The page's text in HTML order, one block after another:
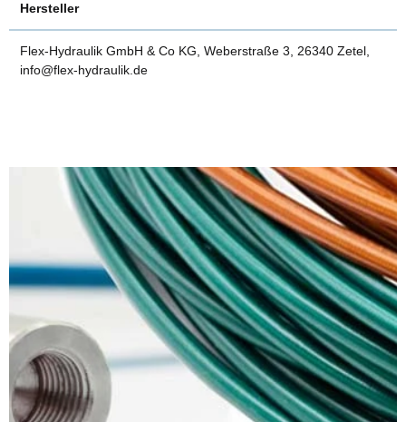
Hersteller
Flex-Hydraulik GmbH & Co KG, Weberstraße 3, 26340 Zetel,
info@flex-hydraulik.de